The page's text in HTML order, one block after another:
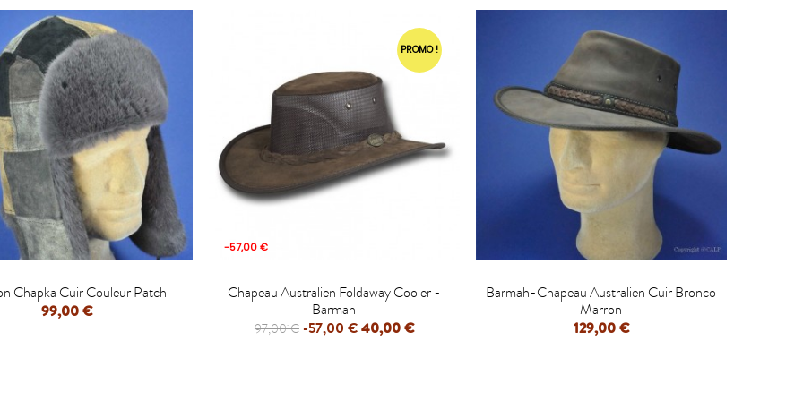
Chapka Cuir Couleur Patch
99,00 €
PROMO !
-57,00 €
Chapeau Australien Foldaway Cooler -
Barmah
97,00 € -57,00 €40,00 €

Barmah-Chapeau Australien Cuir Bronco
Marron
129,00 €